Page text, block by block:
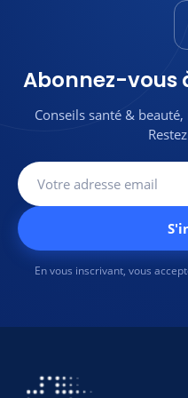
Abonnez-vous
Conseils santé &
En vous inscrivant, vous